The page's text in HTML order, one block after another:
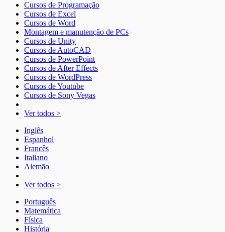
Cursos de Programação
Cursos de Excel
Cursos de Word
Montagem e manutenção de PCs
Cursos de Unity
Cursos de AutoCAD
Cursos de PowerPoint
Cursos de After Effects
Cursos de WordPress
Cursos de Youtube
Cursos de Sony Vegas
Ver todos >
Inglês
Espanhol
Francês
Italiano
Alemão
Ver todos >
Português
Matemática
Física
História